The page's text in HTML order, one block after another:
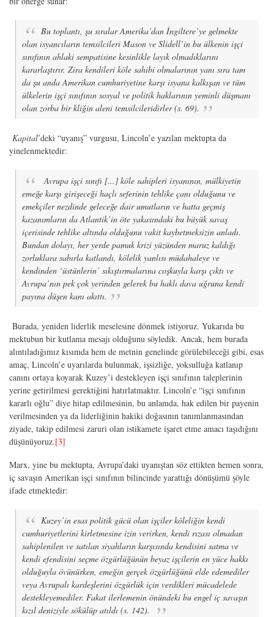
Bu toplantı, şu sıralar Amerika’dan İngiltere’ye gelmekte
olan isyancıların temsilcileri Mason ve Slidell’in bu ülkenin işçi
sınıfının ahlaki sempatisine kesinlikle layık olmadıklarını
kararlaştırır. Zira kendileri köle sahibi olmalarının yanı sıra tam
da şu anda Amerikan cumhuriyetine karşı isyana kalkışan ve tüm
ülkelerin işçi sınıfının sosyal ve politik haklarının yeminli düşmanı
olan zorba bir kliğin aleni temsilcileridirler (s. 69).
Kapital’deki “uyanış” vurgusu, Lincoln’e yazılan mektupta da
yinelenmektedir:
Avrupa işçi sınıfı [...] köle sahipleri isyanının, mülkiyetin
emeğe karşı girişeceği haçlı seferinin tehlike çanı olduğunu ve
emekçiler nezdinde geleceğe dair umutların ve hatta geçmiş
kazanımların da Atlantik’in öte yakasındaki bu büyük savaş
içerisinde tehlike altında olduğunu vakit kaybetmeksizin anladı.
Bundan dolayı, her yerde pamuk krizi yüzünden maruz kaldığı
zorluklara sabırla katlandı, kölelik yanlısı müdahaleye ve
kendinden ‘üstünlerin’ sıkıştırmalarına coşkuyla karşı çıktı ve
Avrupa’nın pek çok yerinden gelerek bu haklı dava uğruna kendi
payına düşen kanı akıttı.
Burada, yeniden liderlik meselesine dönmek istiyoruz. Yukarıda bu
mektubun bir kutlama mesajı olduğunu söyledik. Ancak, hem burada
alıntıladığımız kısımda hem de metnin genelinde görülebileceği gibi, esas
amaç, Lincoln’e uyarılarda bulunmak, işsizliğe, yoksulluğa katlanıp
canını ortaya koyarak Kuzey’i destekleyen işçi sınıfının taleplerinin
yerine getirilmesi gerektiğini hatırlatmaktır. Lincoln’e “işçi sınıfının
kararlı oğlu” diye hitap edilmesinin, bu anlamda, hak edilen bir payenin
verilmesinden ya da liderliğinin hakiki doğasının tanımlanmasından
ziyade, takip edilmesi zaruri olan istikamete işaret etme amacı taşıdığını
düşünüyoruz.[3]
Marx, yine bu mektupta, Avrupa’daki uyanıştan söz ettikten hemen sonra,
iç savaşın Amerikan işçi sınıfının bilincinde yarattığı dönüşümü şöyle
ifade etmektedir:
Kuzey’in esas politik gücü olan işçiler köleliğin kendi
cumhuriyetlerini kirletmesine izin verirken, kendi rızası olmadan
sahiplenilen ve satılan siyahların karşısında kendisini satma ve
kendi efendisini seçme özgürlüğünün beyaz işçilerin en yüce hakkı
olduğuyla övünürken, emeğin gerçek özgürlüğünü elde edemediler
veya Avrupalı kardeşlerini özgürlük için verdikleri mücadelede
destekleyemediler. Fakat ilerlemenin önündeki bu engel iç savaşın
kızıl deniziyle sökülüp atıldı (s. 142).